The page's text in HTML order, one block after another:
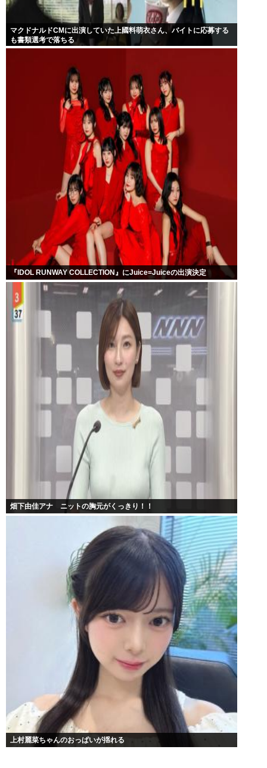
マクドナルドCMに出演していた上國料萌衣さん、バイトに応募する
も書類選考で落ちる
『IDOL RUNWAY COLLECTION』にJuice=Juiceの出演決定
畑下由佳アナ ニットの胸元がくっきり！！
上村麗菜ちゃんのおっぱいが揺れる